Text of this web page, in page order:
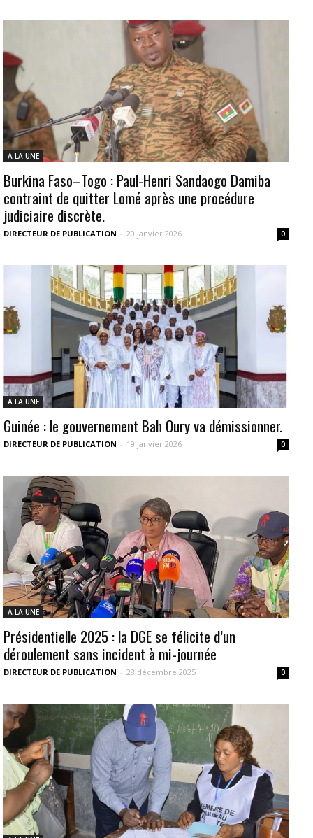
A LA UNE
Burkina Faso–Togo : Paul-Henri Sandaogo Damiba
contraint de quitter Lomé après une procédure
judiciaire discrète.
DIRECTEUR DE PUBLICATION - 20 janvier 2026 0
A LA UNE
Guinée : le gouvernement Bah Oury va démissionner.
DIRECTEUR DE PUBLICATION - 19 janvier 2026 0
A LA UNE
Présidentielle 2025 : la DGE se félicite d’un
déroulement sans incident à mi-journée
DIRECTEUR DE PUBLICATION - 28 décembre 2025 0